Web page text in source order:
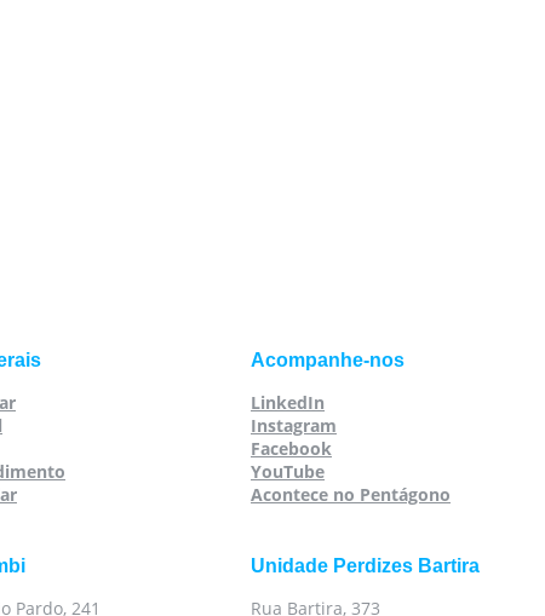
Acompanhe-nos
LinkedIn
Instagram
Facebook
YouTube
Acontece no Pentágono
Pardo, 241
Unidade Perdizes Bartira
Rua Bartira, 373